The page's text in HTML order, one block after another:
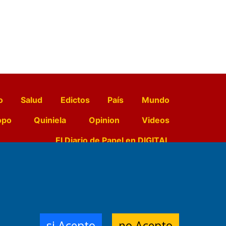
Salud Edictos País
Mundo
Quiniela Opinion
Videos
El Diario de Papel en DIGITAL